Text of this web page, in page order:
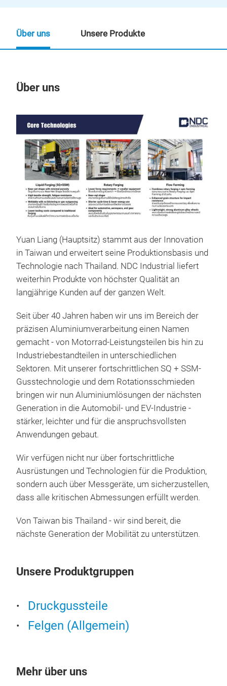
Über uns
Yuan Liang (Hauptsitz) stammt aus der Innovation
in Taiwan und erweitert seine Produktionsbasis und
Technologie nach Thailand. NDC Industrial liefert
weiterhin Produkte von höchster Qualität an
langjährige Kunden auf der ganzen Welt.
Seit über 40 Jahren haben wir uns im Bereich der
präzisen Aluminiumverarbeitung einen Namen
gemacht - von Motorrad-Leistungsteilen bis hin zu
Industriebestandteilen in unterschiedlichen
Sektoren. Mit unserer fortschrittlichen SQ + SSM-
Gusstechnologie und dem Rotationsschmieden
bringen wir nun Aluminiumlösungen der nächsten
Generation in die Automobil- und EV-Industrie -
stärker, leichter und für die anspruchsvollsten
Anwendungen gebaut.
Wir verfügen nicht nur über fortschrittliche
Ausrüstungen und Technologien für die Produktion,
sondern auch über Messgeräte, um sicherzustellen,
dass alle kritischen Abmessungen erfüllt werden.
Von Taiwan bis Thailand - wir sind bereit, die
nächste Generation der Mobilität zu unterstützen.
Unsere Produktgruppen
Druckgussteile
Felgen (Allgemein)
Mehr über uns
Über uns Unsere Produkte